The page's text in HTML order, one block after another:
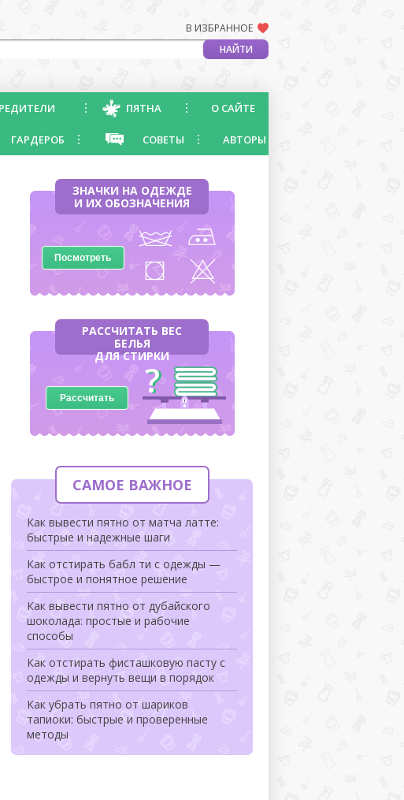
В ИЗБРАННОЕ
ПЯТНА О САЙТЕ
ГАРДЕРОБ СОВЕТЫ АВТОРЫ
ЗНАЧКИ НА ОДЕЖДЕ
И ИХ ОБОЗНАЧЕНИЯ
Посмотреть
РАССЧИТАТЬ ВЕС
БЕЛЬЯ
ДЛЯ СТИРКИ
Рассчитать
САМОЕ ВАЖНОЕ
Как вывести пятно от матча латте:
быстрые и надежные шаги
Как отстирать бабл ти с одежды —
быстрое и понятное решение
Как вывести пятно от дубайского
шоколада: простые и рабочие
способы
Как отстирать фисташковую пасту с
одежды и вернуть вещи в порядок
Как убрать пятно от шариков
тапиоки: быстрые и проверенные
методы